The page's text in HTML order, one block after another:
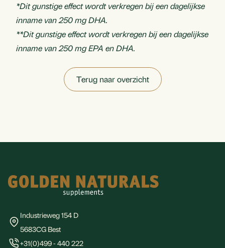
*Dit gunstige effect wordt verkregen bij een dagelijkse
inname van 250 mg DHA.
**Dit gunstige effect wordt verkregen bij een dagelijkse
inname van 250 mg EPA en DHA.
Terug naar overzicht
Industrieweg 154 D
5683CG Best
+31(0)499 - 440 222